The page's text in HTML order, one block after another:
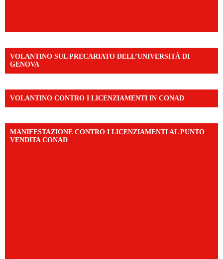
VOLANTINO SUL PRECARIATO DELL’UNIVERSITÀ DI
GENOVA
VOLANTINO CONTRO I LICENZIAMENTI IN CONAD
MANIFESTAZIONE CONTRO I LICENZIAMENTI AL PUNTO
VENDITA CONAD